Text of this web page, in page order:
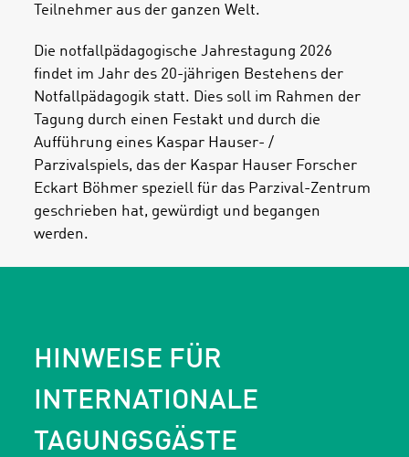
Teilnehmer aus der ganzen Welt.
Die notfallpädagogische Jahrestagung 2026
findet im Jahr des 20-jährigen Bestehens der
Notfallpädagogik statt. Dies soll im Rahmen der
Tagung durch einen Festakt und durch die
Aufführung eines Kaspar Hauser- /
Parzivalspiels, das der Kaspar Hauser Forscher
Eckart Böhmer speziell für das Parzival-Zentrum
geschrieben hat, gewürdigt und begangen
werden.
HINWEISE FÜR
INTERNATIONALE
TAGUNGSGÄSTE